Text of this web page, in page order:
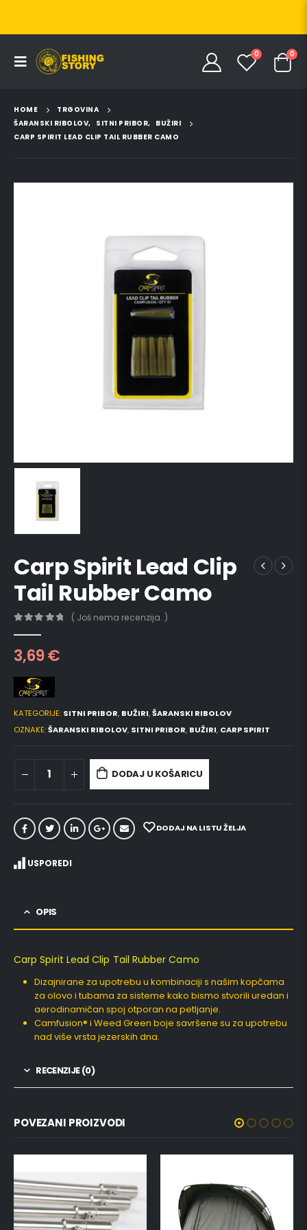
0 0
HOME
TRGOVINA
ŠARANSKI RIBOLOV, SITNI PRIBOR, BUŽIRI
CARP SPIRIT LEAD CLIP TAIL RUBBER CAMO
Carp Spirit Lead Clip
Tail Rubber Camo
( Još nema recenzija. )
3,69€
KATEGORIJE: SITNI PRIBOR, BUŽIRI,ŠARANSKI RIBOLOV
OZNAKE:ŠARANSKI RIBOLOV, SITNI PRIBOR, BUŽIRI, CARP SPIRIT
DODAJ U KOŠARICU
DODAJ NA LISTU ŽELJA
USPOREDI
OPIS
Carp Spirit Lead Clip Tail Rubber Camo
Dizajnirane za upotrebu u kombinaciji s našim kopčama
za olovo i tubama za sisteme kako bismo stvorili uredan i
aerodinamičan spoj otporan na petljanje.
Camfusion® i Weed Green boje savršene su za upotrebu
nad više vrsta jezerskih dna.
RECENZIJE (0)
POVEZANI PROIZVODI